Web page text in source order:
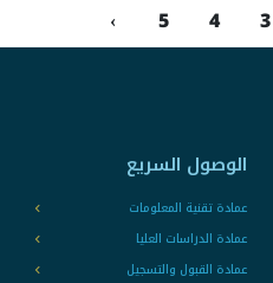
3
4
5
›
الوصول السريع
عمادة تقنية المعلومات
عمادة الدراسات العليا
عمادة القبول والتسجيل